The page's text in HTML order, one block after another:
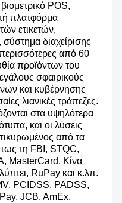
POS,
πλατφόρμα
ετικετών,
διαχείρισης
από 60
προϊόντων του
σφαιρικούς
και κυβέρνησης
λιανικές τράπεζες.
στα υψηλότερα
και οι λύσεις
από τα
τη FBI, STQC,
MasterCard, Κίνα
RuPay και κ.λπ.
PCIDSS, PADSS,
JCB, AmEx,